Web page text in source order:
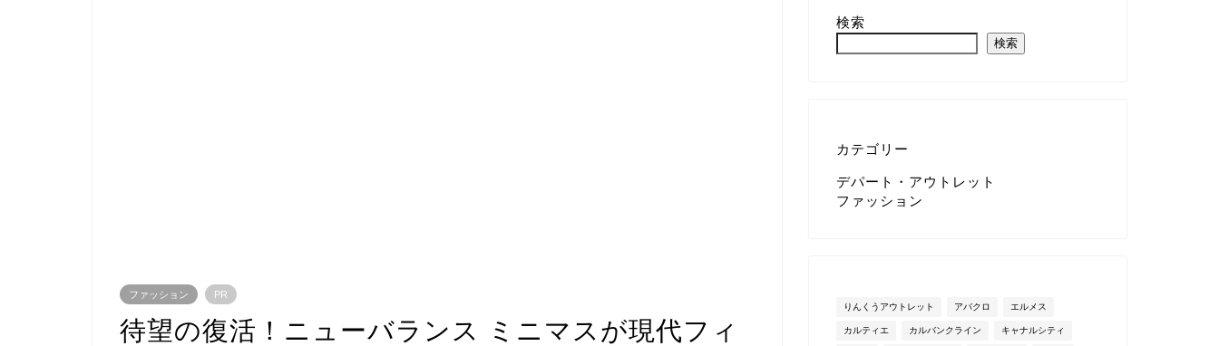
ファッション PR
待望の復活！ニューバランス ミニマスが現代フィ
検索
検索
カテゴリー
デパート・アウトレット
ファッション
りんくうアウトレット アバクロ エルメス
カルティエ カルバンクライン キャナルシティ